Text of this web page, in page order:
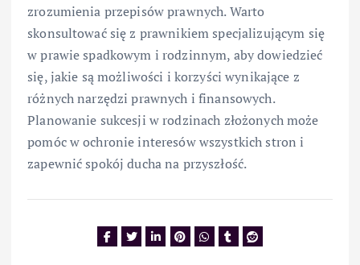
zrozumienia przepisów prawnych. Warto
skonsultować się z prawnikiem specjalizującym się
w prawie spadkowym i rodzinnym, aby dowiedzieć
się, jakie są możliwości i korzyści wynikające z
różnych narzędzi prawnych i finansowych.
Planowanie sukcesji w rodzinach złożonych może
pomóc w ochronie interesów wszystkich stron i
zapewnić spokój ducha na przyszłość.